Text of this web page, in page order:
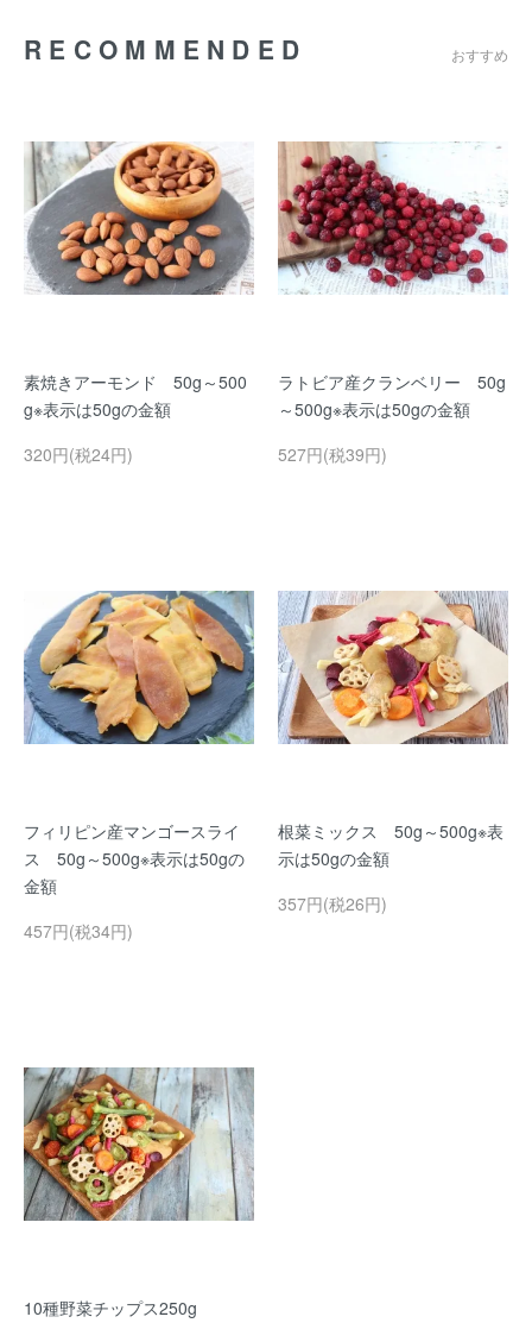
RECOMMENDED おすすめ
素焼きアーモンド 50g～500
g※表示は50gの金額
320円(税24円)
ラトビア産クランベリー 50g
～500g※表示は50gの金額
527円(税39円)
フィリピン産マンゴースライ
ス 50g～500g※表示は50gの
金額
457円(税34円)
根菜ミックス 50g～500g※表
示は50gの金額
357円(税26円)
10種野菜チップス250g